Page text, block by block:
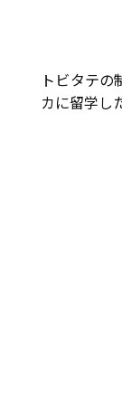
トビタテ
カに留学し